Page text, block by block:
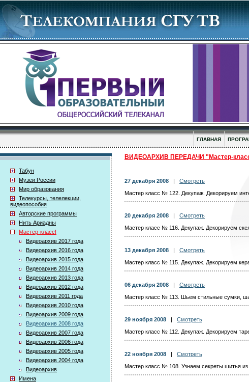
ГЛАВНАЯ
Табун
Музеи России
Мир образования
Телекурсы, телелекции,
видеопособия
Авторские программы
Нить Ариадны
Мастер-класс!
Видеоархив 2017 года
Видеоархив 2016 года
Видеоархив 2015 года
Видеоархив 2014 года
Видеоархив 2013 года
Видеоархив 2012 года
Видеоархив 2011 года
Видеоархив 2010 года
Видеоархив 2009 года
Видеоархив 2008 года
Видеоархив 2007 года
Видеоархив 2006 года
Видеоархив 2005 года
Видеоархив 2004 года
Видеоархив
Имена
ВИДЕОАРХИВ ПЕРЕДАЧИ "Мастер-
27 декабря 2008
Смотреть
Мастер класс № 122. Декупаж. Декорируем
20 декабря 2008
Смотреть
Мастер класс № 116. Декупаж. Декорируем
13 декабря 2008
Смотреть
Мастер класс № 115. Декупаж. Декорируем
06 декабря 2008
Смотреть
Мастер класс № 113. Шьем стильные сумки,
29 ноября 2008
Смотреть
Мастер класс № 112. Декупаж. Декорируем
22 ноября 2008
Смотреть
Мастер класс № 108. Узнаем секреты шитья